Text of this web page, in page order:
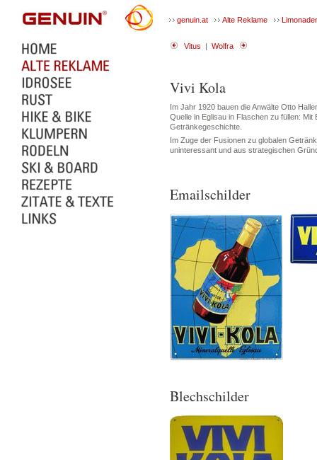
genuin.at Alte Reklame
Vitus | Wolfra
Vivi Kola
Im Jahr 1920 bauen die Anwälte Otto
Quelle in Eglisau in Flaschen zu füllen:
Getränkegeschichte.
Im Zuge der Fusionen zu globalen
uninteressant und aus strategischen
Emailschilder
Blechschilder